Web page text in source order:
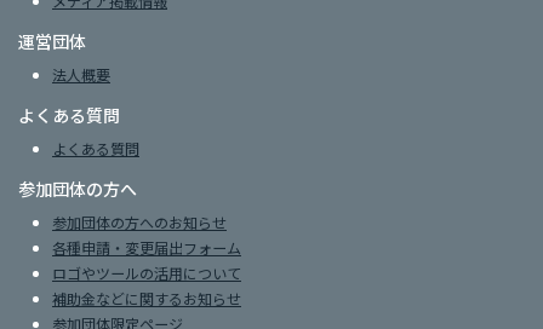
運営団体
法人概要
よくある質問
よくある質問
参加団体の方へ
参加団体の方へのお知らせ
各種申請・変更届出フォーム
ロゴやツールの活用について
補助金などに関するお知らせ
参加団体限定ページ